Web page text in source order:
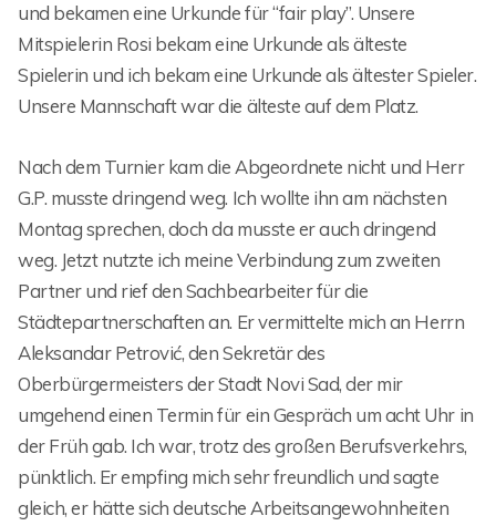
und bekamen eine Urkunde für “fair play”. Unsere
Mitspielerin Rosi bekam eine Urkunde als älteste
Spielerin und ich bekam eine Urkunde als ältester Spieler.
Unsere Mannschaft war die älteste auf dem Platz.
Nach dem Turnier kam die Abgeordnete nicht und Herr
G.P. musste dringend weg. Ich wollte ihn am nächsten
Montag sprechen, doch da musste er auch dringend
weg. Jetzt nutzte ich meine Verbindung zum zweiten
Partner und rief den Sachbearbeiter für die
Städtepartnerschaften an. Er vermittelte mich an Herrn
Aleksandar Petrović, den Sekretär des
Oberbürgermeisters der Stadt Novi Sad, der mir
umgehend einen Termin für ein Gespräch um acht Uhr in
der Früh gab. Ich war, trotz des großen Berufsverkehrs,
pünktlich. Er empfing mich sehr freundlich und sagte
gleich, er hätte sich deutsche Arbeitsangewohnheiten